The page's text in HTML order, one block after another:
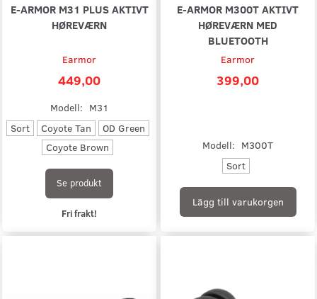
E-ARMOR M31 PLUS AKTIVT
HØREVÆRN
Earmor
449,00
Modell: M31
Sort
Coyote Tan
OD Green
Coyote Brown
Se produkt
Fri frakt!
E-ARMOR M300T AKTIVT
HØREVÆRN MED
BLUETOOTH
Earmor
399,00
Modell: M300T
Sort
Lägg till varukorgen